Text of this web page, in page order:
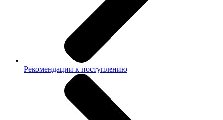
Рекомендации к поступлению